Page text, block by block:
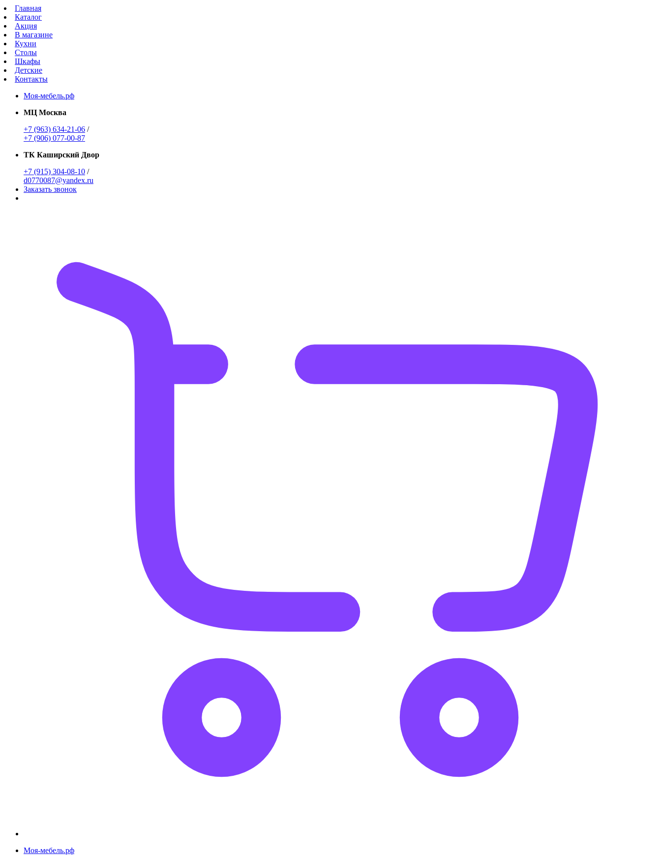
Главная
Каталог
Акция
В магазине
Кухни
Столы
Шкафы
Детские
Контакты
Моя-мебель.рф
МЦ Москва
+7 (963) 634-21-06 /
+7 (906) 077-00-87
ТК Каширский Двор
+7 (915) 304-08-10 /
d0770087@yandex.ru
Заказать звонок
Моя-мебель.рф